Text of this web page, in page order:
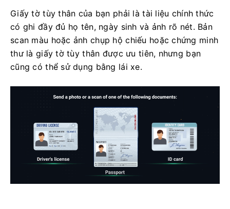
Giấy tờ tùy thân của bạn phải là tài liệu chính thức
có ghi đầy đủ họ tên, ngày sinh và ảnh rõ nét. Bản
scan màu hoặc ảnh chụp hộ chiếu hoặc chứng minh
thư là giấy tờ tùy thân được ưu tiên, nhưng bạn
cũng có thể sử dụng bằng lái xe.